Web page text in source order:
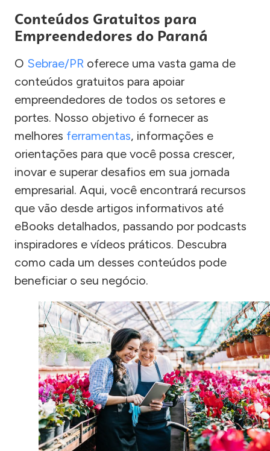
Conteúdos Gratuitos para
Empreendedores do Paraná
O Sebrae/PR oferece uma vasta gama de
conteúdos gratuitos para apoiar
empreendedores de todos os setores e
portes. Nosso objetivo é fornecer as
melhores ferramentas, informações e
orientações para que você possa crescer,
inovar e superar desafios em sua jornada
empresarial. Aqui, você encontrará recursos
que vão desde artigos informativos até
eBooks detalhados, passando por podcasts
inspiradores e vídeos práticos. Descubra
como cada um desses conteúdos pode
beneficiar o seu negócio.